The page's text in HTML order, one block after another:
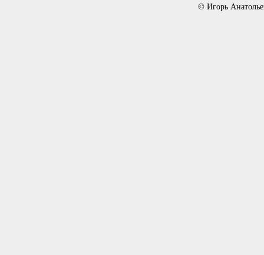
© Игорь